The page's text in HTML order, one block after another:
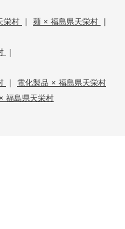
栄村 | 麺 × 福島県天栄村 |
|
| 電化製品 × 福島県天栄村
福島県天栄村